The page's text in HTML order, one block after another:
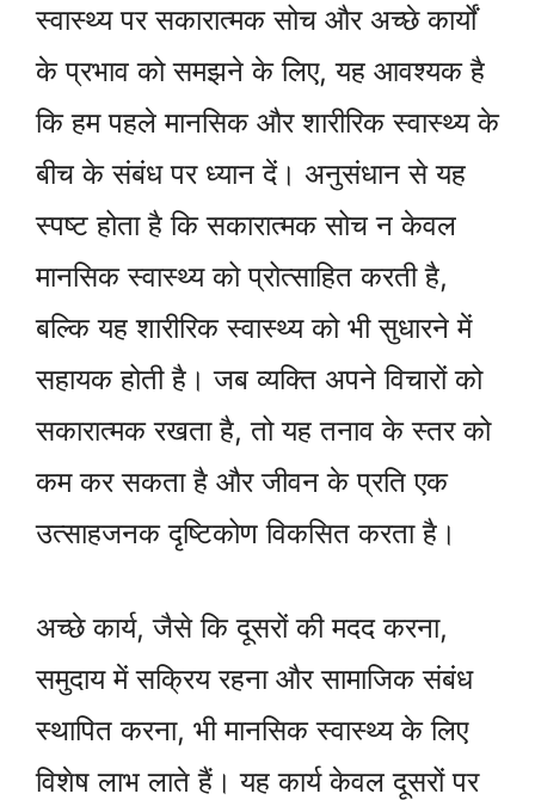
स्वास्थ्य पर सकारात्मक सोच और अच्छे कार्यों
के प्रभाव को समझने के लिए, यह आवश्यक है
कि हम पहले मानसिक और शारीरिक स्वास्थ्य के
बीच के संबंध पर ध्यान दें। अनुसंधान से यह
स्पष्ट होता है कि सकारात्मक सोच न केवल
मानसिक स्वास्थ्य को प्रोत्साहित करती है,
बल्कि यह शारीरिक स्वास्थ्य को भी सुधारने में
सहायक होती है। जब व्यक्ति अपने विचारों को
सकारात्मक रखता है, तो यह तनाव के स्तर को
कम कर सकता है और जीवन के प्रति एक
उत्साहजनक दृष्टिकोण विकसित करता है।
अच्छे कार्य, जैसे कि दूसरों की मदद करना,
समुदाय में सक्रिय रहना और सामाजिक संबंध
स्थापित करना, भी मानसिक स्वास्थ्य के लिए
विशेष लाभ लाते हैं। यह कार्य केवल दूसरों पर